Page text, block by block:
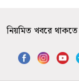
নিয়মিত খবরে